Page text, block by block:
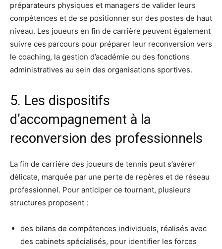
préparateurs physiques et managers de valider leurs
compétences et de se positionner sur des postes de haut
niveau. Les joueurs en fin de carrière peuvent également
suivre ces parcours pour préparer leur reconversion vers
le coaching, la gestion d’académie ou des fonctions
administratives au sein des organisations sportives.
5. Les dispositifs
d’accompagnement à la
reconversion des professionnels
La fin de carrière des joueurs de tennis peut s’avérer
délicate, marquée par une perte de repères et de réseau
professionnel. Pour anticiper ce tournant, plusieurs
structures proposent :
des bilans de compétences individuels, réalisés avec
des cabinets spécialisés, pour identifier les forces